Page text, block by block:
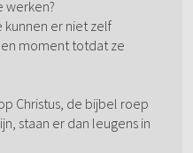
werken?
kunnen er niet zelf
moment totdat ze
Christus, de bijbel roep
staan er dan leugens in